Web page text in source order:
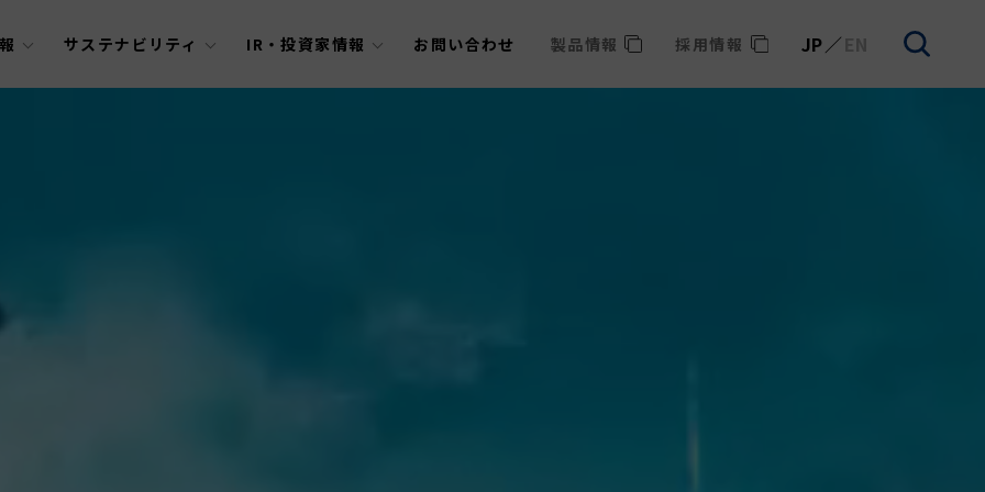
サステナビリティ IR・投資家情報 お問い合わせ 製品情報 採用情報 JP